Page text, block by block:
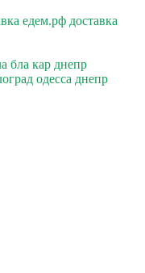
едем.рф доставка
бла кар днепр
одесса днепр